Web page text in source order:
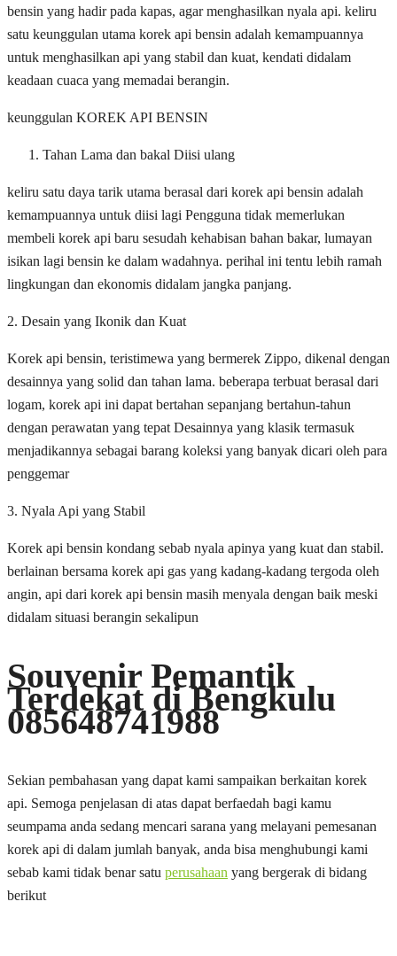
bensin yang hadir pada kapas, agar menghasilkan nyala api. keliru
satu keunggulan utama korek api bensin adalah kemampuannya
untuk menghasilkan api yang stabil dan kuat, kendati didalam
keadaan cuaca yang memadai berangin.
keunggulan KOREK API BENSIN
Tahan Lama dan bakal Diisi ulang
keliru satu daya tarik utama berasal dari korek api bensin adalah
kemampuannya untuk diisi lagi Pengguna tidak memerlukan
membeli korek api baru sesudah kehabisan bahan bakar, lumayan
isikan lagi bensin ke dalam wadahnya. perihal ini tentu lebih ramah
lingkungan dan ekonomis didalam jangka panjang.
2. Desain yang Ikonik dan Kuat
Korek api bensin, teristimewa yang bermerek Zippo, dikenal dengan
desainnya yang solid dan tahan lama. beberapa terbuat berasal dari
logam, korek api ini dapat bertahan sepanjang bertahun-tahun
dengan perawatan yang tepat Desainnya yang klasik termasuk
menjadikannya sebagai barang koleksi yang banyak dicari oleh para
penggemar
3. Nyala Api yang Stabil
Korek api bensin kondang sebab nyala apinya yang kuat dan stabil.
berlainan bersama korek api gas yang kadang-kadang tergoda oleh
angin, api dari korek api bensin masih menyala dengan baik meski
didalam situasi berangin sekalipun
Souvenir Pemantik
Terdekat di Bengkulu
085648741988
Sekian pembahasan yang dapat kami sampaikan berkaitan korek
api. Semoga penjelasan di atas dapat berfaedah bagi kamu
seumpama anda sedang mencari sarana yang melayani pemesanan
korek api di dalam jumlah banyak, anda bisa menghubungi kami
sebab kami tidak benar satu perusahaan yang bergerak di bidang
berikut